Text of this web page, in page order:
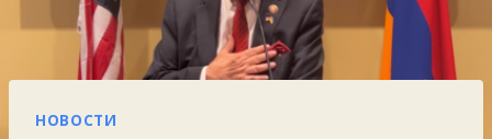
НОВОСТИ